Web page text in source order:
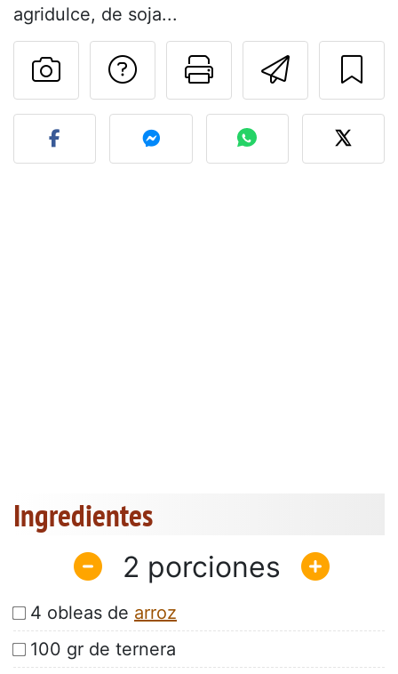
agridulce, de soja...
Imprimir
Preguntar al autor
Publicar la foto de esta
Ingredientes
2
4 obleas de arroz
100 gr de ternera